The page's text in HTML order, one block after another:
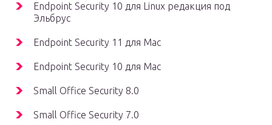
Endpoint Security 10 для Linux редакция под
Эльбрус
Endpoint Security 11 для Mac
Endpoint Security 10 для Mac
Small Office Security 8.0
Small Office Security 7.0